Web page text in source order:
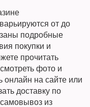
от до
подробные
покупки и
прочитать
фото и
онлайн на сайте или
доставку по
из